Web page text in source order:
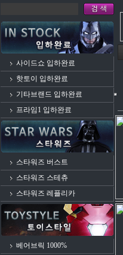
사이드쇼 입하완료
핫토이 입하완료
기타브랜드 입하완료
프라임1 입하완료
스타워즈 버스트
스타워즈 스테츄
스타워즈 레플리카
베어브릭 1000%